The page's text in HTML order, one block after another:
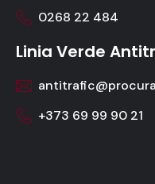
0268 22 484
Linia Verde
+373 69 99 90 21